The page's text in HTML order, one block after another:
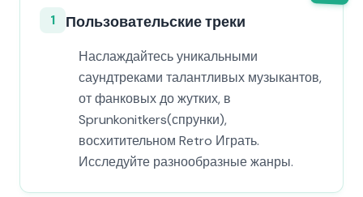
1 Пользовательские треки
Наслаждайтесь уникальными
саундтреками талантливых музыкантов,
от фанковых до жутких, в
Sprunkonitkers(спрунки),
восхитительном Retro Играть.
Исследуйте разнообразные жанры.